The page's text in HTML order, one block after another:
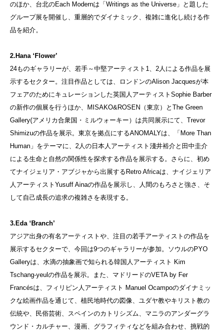
のほか、台北のEach Modernは「Writings as the Universe」と題した
グループ展を開催し、重層的でダイナミック、複雑に進化し続ける作
品を紹介。
2.Hana ‘Flower’
24ものギャラリーが、若手～中堅アーティスト1、2人による作品を展
示するセクター。注目作品としては、ロンドンのAlison Jacquesが本
フェアのためにキュレーションした英国人アーティストSophie Barber
の新作の個展を行うほか、MISAKO&ROSEN（東京）とThe Green
Gallery(アメリカ合衆国・ミルウォーキー）は共同展示にて、Trevor
Shimizuの作品を展示。東京を拠点にするANOMALYは、「More Than
Human」をテーマに、2人の日本人アーティスト淺井裕介と田中圭介
による生命と自然の関係性を探求する作品を展示する。さらに、初め
てナイジェリア・アブジャから出展するRetro Africaは、ナイジェリア
人アーティストYusuff Ainaの作品を展示し、人間のもろさと強さ、そ
して自己成長の追求の複雑さを表現する。
3.Eda ‘Branch’
アジア出身の有名アーティストや、注目の若手アーティストの作品を
展示するセクターで、今回は9つのギャラリーが参加。ソウルのPYO
Galleryは、水滴の抽象画で知られる韓国人アーティスト Kim
Tschang-yeulの作品を展示。また、マドリードのVETA by Fer
Francésは、フィリピン人アーティスト Manuel Ocampoのダイナミッ
クな絵画作品を通じて、植民地時代の図像、ユダヤ教やキリスト教の
伝統や、民俗芸術、スペインのカトリシズム、マニラのアンダーグラ
ウンド・カルチャー、漫画、グラフィティなどを組み合わせ、挑戦的